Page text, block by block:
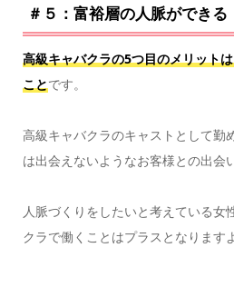
＃５：富裕層の人脈ができる
高級キャバクラの5つ目のメリット
ことです。
高級キャバクラのキャストとして勤
は出会えないようなお客様との出会
人脈づくりをしたいと考えている女
クラで働くことはプラスとなりますよ